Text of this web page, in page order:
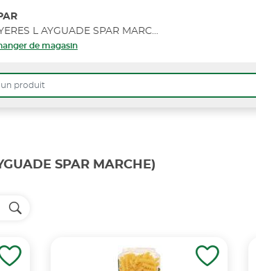
HYERES L AYGUADE SPAR MARCHE
de magasin
SPAR MARCHE)